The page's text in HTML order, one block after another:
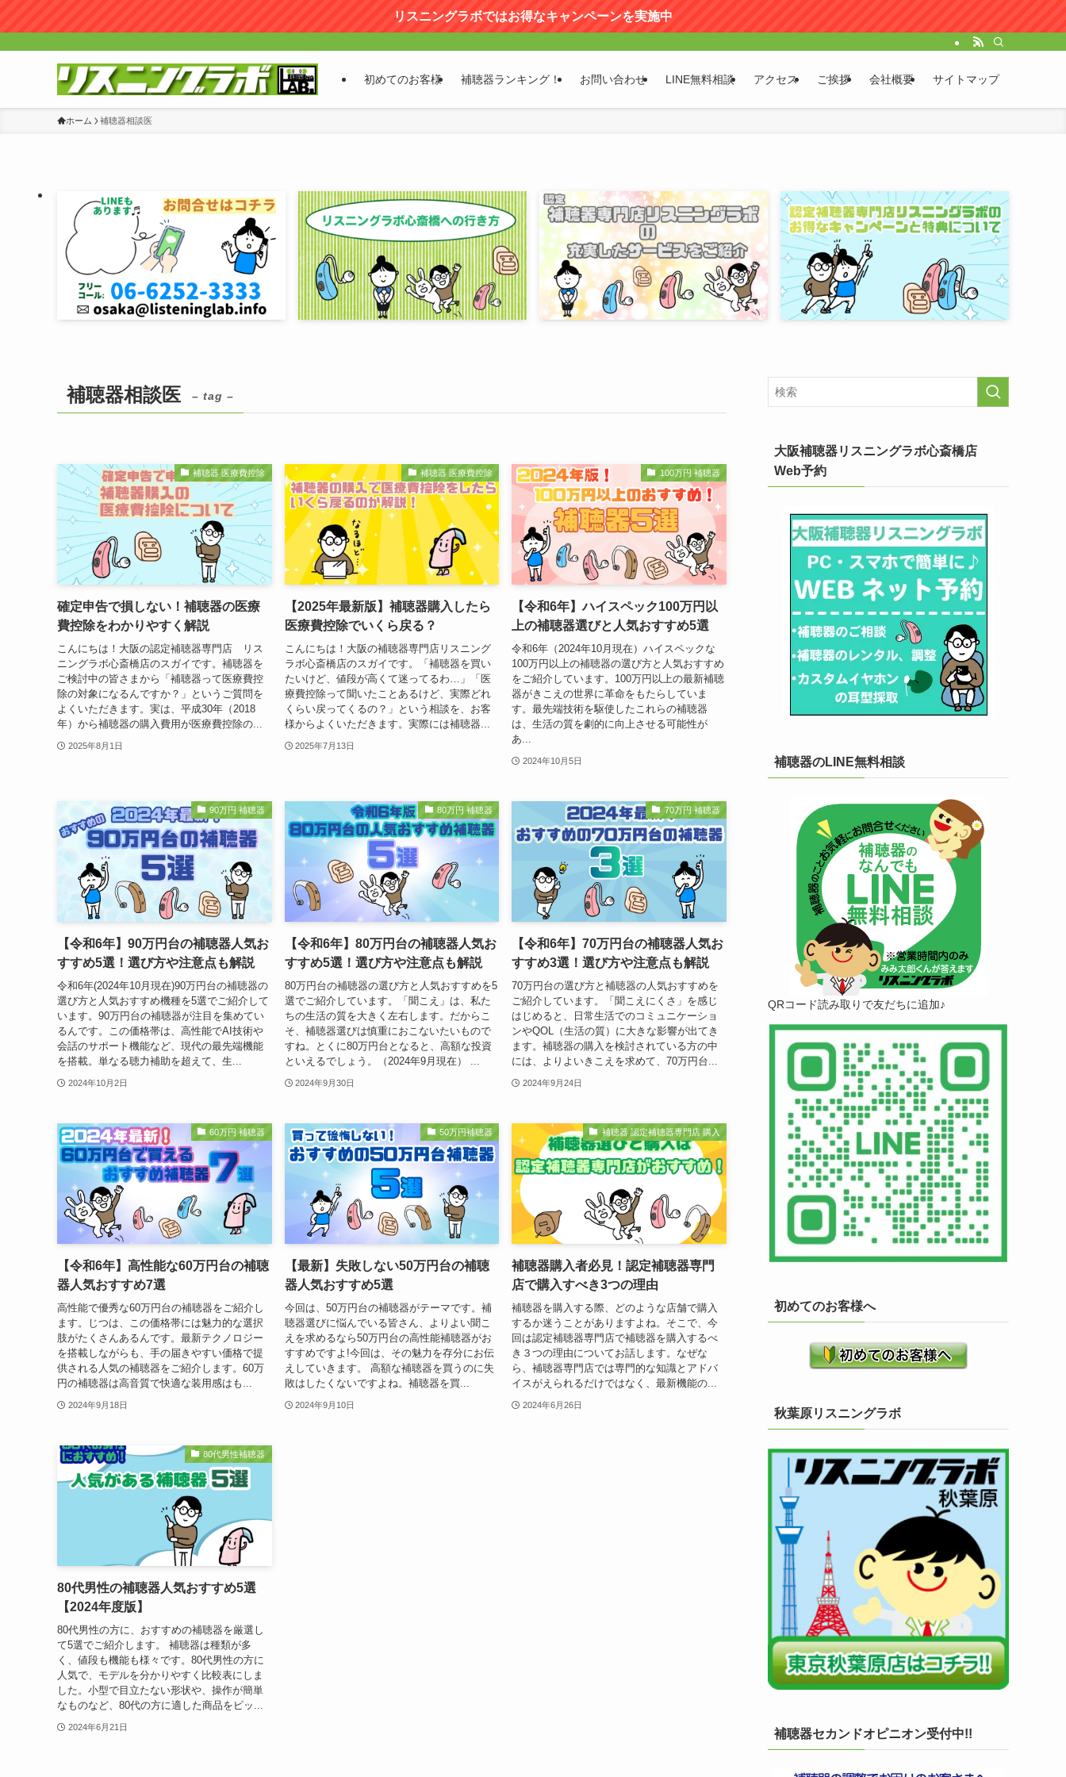
リスニングラボではお得なキャンペーンを実施中
初めてのお客様 補聴器ランキング！ お問い合わせ LINE無料相談 アクセス ご挨拶 会社概要 サイトマップ
ホーム 補聴器相談医
補聴器相談医 – tag –
補聴器 医療費控除
確定申告で損しない！補聴器の医療
費控除をわかりやすく解説
こんにちは！大阪の認定補聴器専門店 リス
ニングラボ心斎橋店のスガイです。補聴器を
ご検討中の皆さまから「補聴器って医療費控
除の対象になるんですか？」というご質問を
よくいただきます。実は、平成30年（2018
年）から補聴器の購入費用が医療費控除の...
2025年8月1日
補聴器 医療費控除
【2025年最新版】補聴器購入したら
医療費控除でいくら戻る？
こんにちは！大阪の補聴器専門店リスニング
ラボ心斎橋店のスガイです。「補聴器を買い
たいけど、値段が高くて迷ってるわ…」「医
療費控除って聞いたことあるけど、実際どれ
くらい戻ってくるの？」という相談を、お客
様からよくいただきます。実際には補聴器...
2025年7月13日
100万円 補聴器
【令和6年】ハイスペック100万円以
上の補聴器選びと人気おすすめ5選
令和6年（2024年10月現在）ハイスペックな
100万円以上の補聴器の選び方と人気おすすめ
をご紹介しています。100万円以上の最新補聴
器がきこえの世界に革命をもたらしていま
す。最先端技術を駆使したこれらの補聴器
は、生活の質を劇的に向上させる可能性が
あ...
2024年10月5日
90万円 補聴器
【令和6年】90万円台の補聴器人気お
すすめ5選！選び方や注意点も解説
令和6年(2024年10月現在)90万円台の補聴器の
選び方と人気おすすめ機種を5選でご紹介して
います。90万円台の補聴器が注目を集めてい
るんです。この価格帯は、高性能でAI技術や
会話のサポート機能など、現代の最先端機能
を搭載。単なる聴力補助を超えて、生...
2024年10月2日
80万円 補聴器
【令和6年】80万円台の補聴器人気お
すすめ5選！選び方や注意点も解説
80万円台の補聴器の選び方と人気おすすめを5
選でご紹介しています。「聞こえ」は、私た
ちの生活の質を大きく左右します。だからこ
そ、補聴器選びは慎重におこないたいもので
すね。とくに80万円台となると、高額な投資
といえるでしょう。（2024年9月現在） ...
2024年9月30日
70万円 補聴器
【令和6年】70万円台の補聴器人気お
すすめ3選！選び方や注意点も解説
70万円台の選び方と補聴器の人気おすすめを
ご紹介しています。「聞こえにくさ」を感じ
はじめると、日常生活でのコミュニケーショ
ンやQOL（生活の質）に大きな影響が出てき
ます。補聴器の購入を検討されている方の中
には、よりよいきこえを求めて、70万円台...
2024年9月24日
60万円 補聴器
【令和6年】高性能な60万円台の補聴
器人気おすすめ7選
高性能で優秀な60万円台の補聴器をご紹介し
ます。じつは、この価格帯には魅力的な選択
肢がたくさんあるんです。最新テクノロジー
を搭載しながらも、手の届きやすい価格で提
供される人気の補聴器をご紹介します。60万
円の補聴器は高音質で快適な装用感はも...
2024年9月18日
50万円補聴器
【最新】失敗しない50万円台の補聴
器人気おすすめ5選
今回は、50万円台の補聴器がテーマです。補
聴器選びに悩んでいる皆さん、よりよい聞こ
えを求めるなら50万円台の高性能補聴器がお
すすめですよ!今回は、その魅力を存分にお伝
えしていきます。 高額な補聴器を買うのに失
敗はしたくないですよね。補聴器を買...
2024年9月10日
補聴器 認定補聴器専門店 購入
補聴器購入者必見！認定補聴器専門
店で購入すべき3つの理由
補聴器を購入する際、どのような店舗で購入
するか迷うことがありますよね。そこで、今
回は認定補聴器専門店で補聴器を購入するべ
き３つの理由についてお話します。なぜな
ら、補聴器専門店では専門的な知識とアドバ
イスがえられるだけではなく、最新機能の...
2024年6月26日
80代男性補聴器
80代男性の補聴器人気おすすめ5選
【2024年度版】
80代男性の方に、おすすめの補聴器を厳選し
て5選でご紹介します。 補聴器は種類が多
く、値段も機能も様々です。80代男性の方に
人気で、モデルを分かりやすく比較表にしま
した。小型で目立たない形状や、操作が簡単
なものなど、80代の方に適した商品をピッ...
2024年6月21日
大阪補聴器リスニングラボ心斎橋店
Web予約
補聴器のLINE無料相談
QRコード読み取りで友だちに追加♪
初めてのお客様へ
秋葉原リスニングラボ
補聴器セカンドオピニオン受付中!!